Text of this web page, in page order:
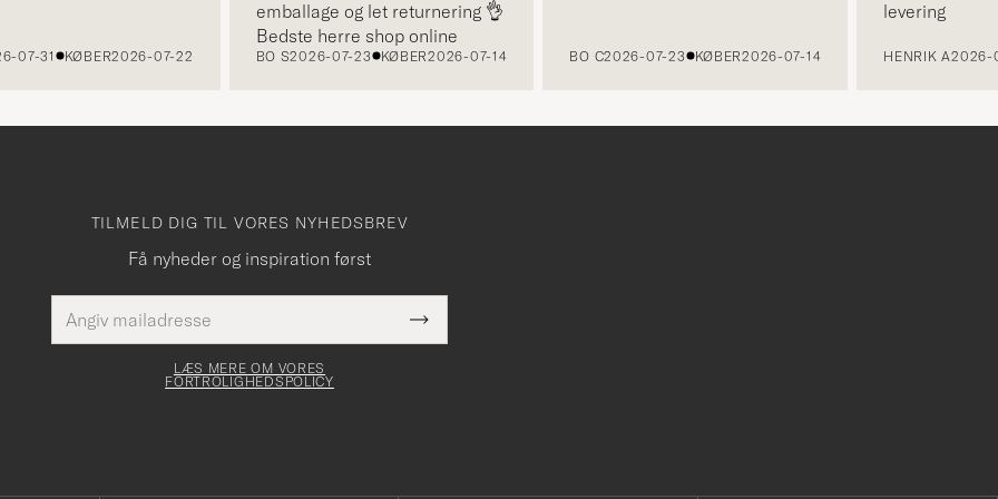
31 KØBER2026-07-22
emballage og let returnering 👌
Bedste herre shop online
BO S2026-07-23 KØBER2026-07-14 BO C2026-07-23 KØBER2026-07-14
levering
HENRIK A 2026-07-
TILMELD DIG TIL VORES NYHEDSBREV
Få nyheder og inspiration først
mailadresse
Dette
felt skal
Submit
Newsletter
LÆS MERE OM VORES
FORTROLIGHEDSPOLICY